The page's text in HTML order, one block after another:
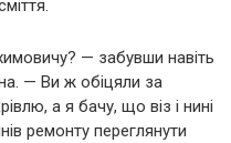
— забувши навіть
— Ви ж обіцяли за
а я бачу, що віз і нині
ремонту переглянути